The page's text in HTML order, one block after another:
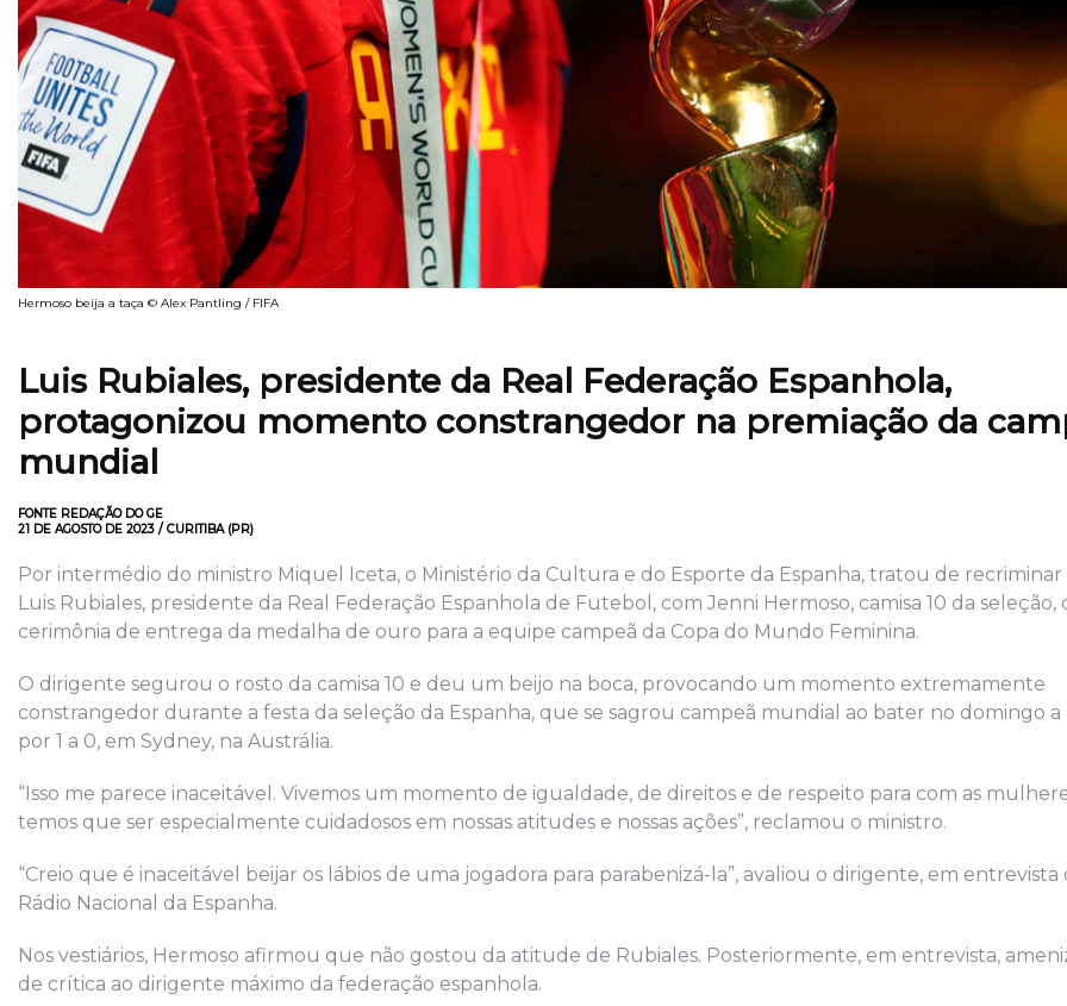
Hermoso beija a taça © Alex Pantling / FIFA
Luis Rubiales, presidente da Real Federação Espanhola,
protagonizou momento constrangedor na premiação da
mundial
FONTE REDAÇÃO DO GE
21 DE AGOSTO DE 2023 / CURITIBA (PR)
Por intermédio do ministro Miquel Iceta, o Ministério da Cultura e do Esporte da Espanha, tratou de
Luis Rubiales, presidente da Real Federação Espanhola de Futebol, com Jenni Hermoso, camisa 10 da seleção,
cerimônia de entrega da medalha de ouro para a equipe campeã da Copa do Mundo Feminina.
O dirigente segurou o rosto da camisa 10 e deu um beijo na boca, provocando um momento extremamente
constrangedor durante a festa da seleção da Espanha, que se sagrou campeã mundial ao bater no domingo
por 1 a 0, em Sydney, na Austrália.
“Isso me parece inaceitável. Vivemos um momento de igualdade, de direitos e de respeito para com as
temos que ser especialmente cuidadosos em nossas atitudes e nossas ações”, reclamou o ministro.
“Creio que é inaceitável beijar os lábios de uma jogadora para parabenizá-la”, avaliou o dirigente, em entrevista
Rádio Nacional da Espanha.
Nos vestiários, Hermoso afirmou que não gostou da atitude de Rubiales. Posteriormente, em entrevista,
de crítica ao dirigente máximo da federação espanhola.